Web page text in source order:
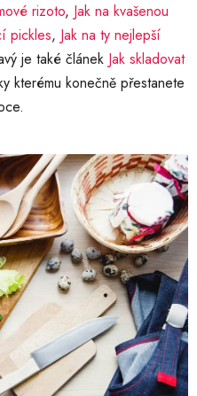
rizoto, Jak na kvašenou
pickles, Jak na ty nejlepší
je také článek Jak skladovat
kterému konečně přestanete